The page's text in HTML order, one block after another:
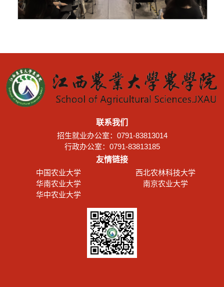
联系我们
招生就业办公室：0791-83813014
行政办公室：0791-83813185
友情链接
中国农业大学
西北农林科技大学
华南农业大学
南京农业大学
华中农业大学